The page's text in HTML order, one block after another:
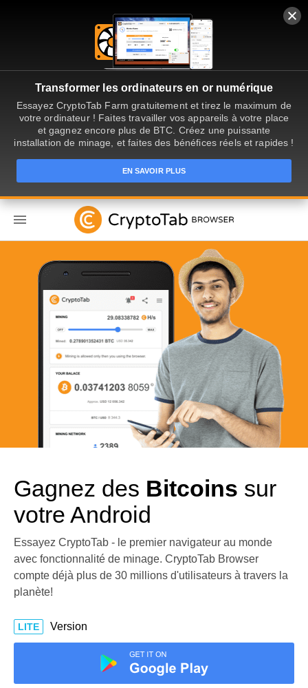
Transformer les ordinateurs en or numérique
Essayez CryptoTab Farm gratuitement et tirez le maximum de
votre ordinateur ! Faites travailler vos appareils à votre place
et gagnez encore plus de BTC. Créez une puissante
installation de minage, et faites des bénéfices réels et rapides !
EN SAVOIR PLUS
Gagnez des Bitcoins sur
votre Android
Essayez CryptoTab - le premier navigateur au monde
avec fonctionnalité de minage. CryptoTab Browser
compte déjà plus de 30 millions d'utilisateurs à travers la
planète!
LITE Version